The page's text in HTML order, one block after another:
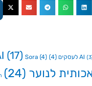
AI לעסקים (4)
(17) Sora (4)
לנוער (24)